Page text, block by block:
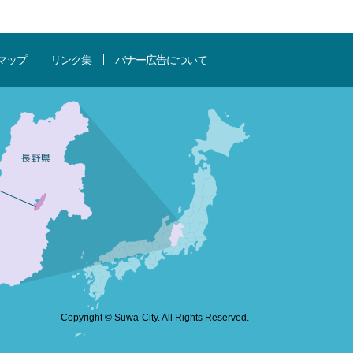
ップ リンク集 バナー広告について
Copyright © Suwa-City. All Rights Reserved.